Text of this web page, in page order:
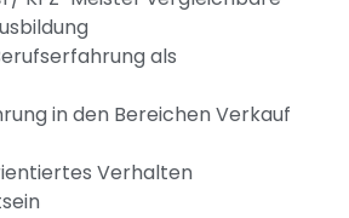
als
in den Bereichen Verkauf
Verhalten